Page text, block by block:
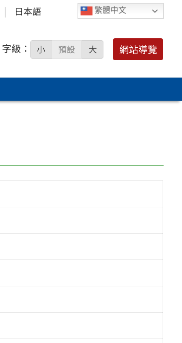
繁體中文
日本語
字級： 小 預設 大 網站導覽